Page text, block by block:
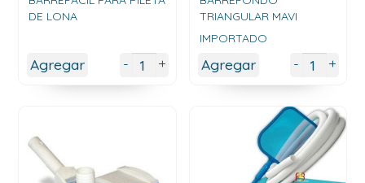
DE LONA
Agregar - +
TRIANGULAR MAVI
IMPORTADO
Agregar - +